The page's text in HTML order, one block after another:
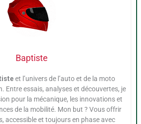
Baptiste
et l’univers de l’auto et de la moto
Entre essais, analyses et découvertes, je
pour la mécanique, les innovations et
de la mobilité. Mon but ? Vous offrir
accessible et toujours en phase avec